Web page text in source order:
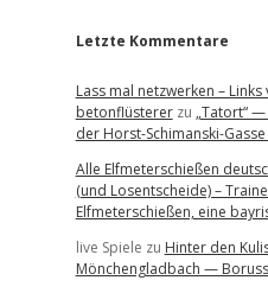
Letzte Kommentare
Lass mal netzwerken –
betonflüstererzu „Tatort“
der Horst-Schimanski-
Alle Elfmeterschießen
(und Losentscheide) –
Elfmeterschießen, eine
live Spiele zu Hinter den
Mönchengladbach —